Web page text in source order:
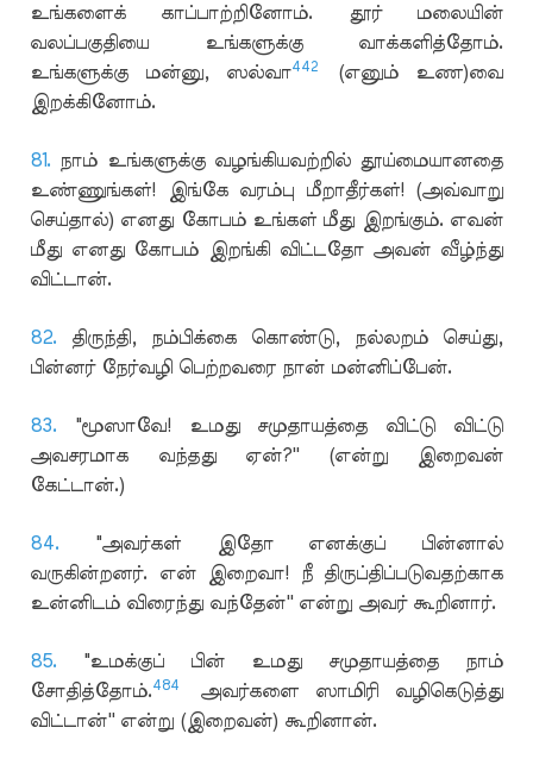
உங்களைக் காப்பாற்றினோம். தூர் மலையின்
வலப்பகுதியை உங்களுக்கு வாக்களித்தோம்.
உங்களுக்கு மன்னு, ஸல்வா442
(எனும் உண)வை
இறக்கினோம்.
81.
நாம் உங்களுக்கு வழங்கியவற்றில் தூய்மையானதை
உண்ணுங்கள்! இங்கே வரம்பு மீறாதீர்கள்! (அவ்வாறு
செய்தால்) எனது கோபம் உங்கள் மீது இறங்கும். எவன்
மீது எனது கோபம் இறங்கி விட்டதோ அவன் வீழ்ந்து
விட்டான்.
82. திருந்தி, நம்பிக்கை கொண்டு, நல்லறம் செய்து,
பின்னர் நேர்வழி பெற்றவரை நான் மன்னிப்பேன்.
83. "மூஸாவே! உமது சமுதாயத்தை விட்டு விட்டு
அவசரமாக வந்தது ஏன்?'' (என்று இறைவன்
கேட்டான்.)
84. "அவர்கள் இதோ எனக்குப் பின்னால்
வருகின்றனர். என் இறைவா! நீ திருப்திப்படுவதற்காக
உன்னிடம் விரைந்து வந்தேன்'' என்று அவர் கூறினார்.
85. "உமக்குப் பின் உமது சமுதாயத்தை நாம்
சோதித்தோம்.484
அவர்களை ஸாமிரி வழிகெடுத்து
விட்டான்'' என்று (இறைவன்) கூறினான்.